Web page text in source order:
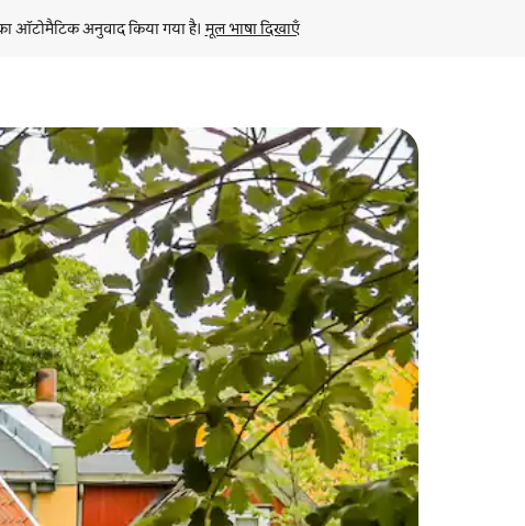
ऑटोमैटिक अनुवाद किया गया है। मूल भाषा दिखाएँ